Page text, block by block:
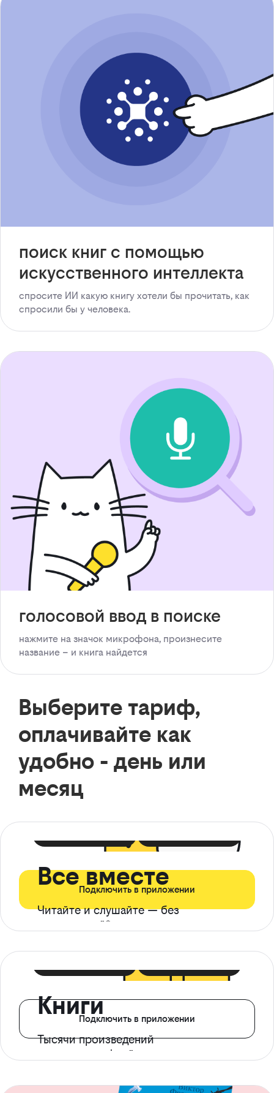
поиск книг с помощью
искусственного интеллекта
спросите ИИ какую книгу хотели бы прочитать, как
спросили бы у человека.
голосовой ввод в поиске
нажмите на значок микрофона, произнесите
название – и книга найдется
Выберите тариф,
оплачивайте как
удобно - день или
месяц
Все вместе
Читайте и слушайте — без
ограничений*
Подключить в приложении
Книги
Тысячи произведений
с доступом офлайн
Подключить в приложении